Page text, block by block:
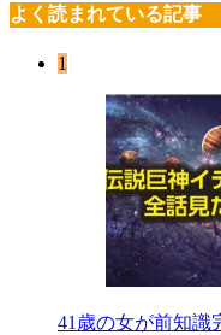
よく読まれている記事
1
41歳の女が前知識